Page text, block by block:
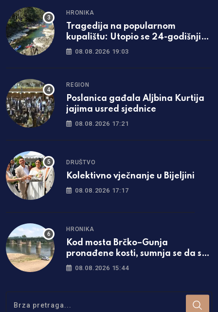
HRONIKA
Tragedija na popularnom
kupalištu: Utopio se 24-godišnji
mladić iz Zavidovića
08.08.2026 19:03
REGION
Poslanica gađala Aljbina Kurtija
jajima usred sjednice
08.08.2026 17:21
DRUŠTVO
Kolektivno vječnanje u Bijeljini
08.08.2026 17:17
HRONIKA
Kod mosta Brčko–Gunja
pronađene kosti, sumnja se da su
ljudske
08.08.2026 15:44